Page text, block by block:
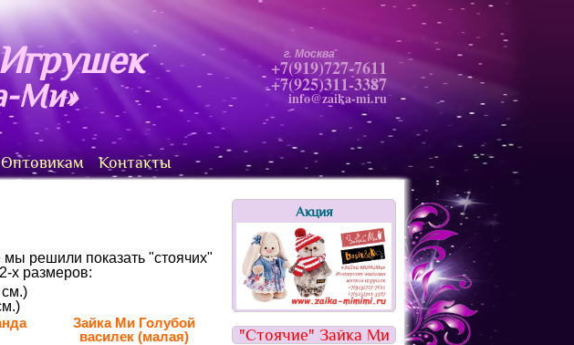
Ми»
г. Москва
+7(919)727-7611
+7(925)311-3387
info@zaika-mi.ru
Оптовикам Контакты
решили показать "стоячих"
х размеров:
Зайка Ми Голубой
василек (малая)
Акция
"Стоячие" Зайка Ми